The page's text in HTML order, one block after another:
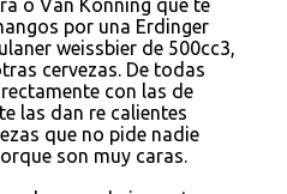
o Van Konning que te
por una Erdinger
weissbier de 500cc3,
cervezas. De todas
con las de
las dan re calientes
que no pide nadie
son muy caras.